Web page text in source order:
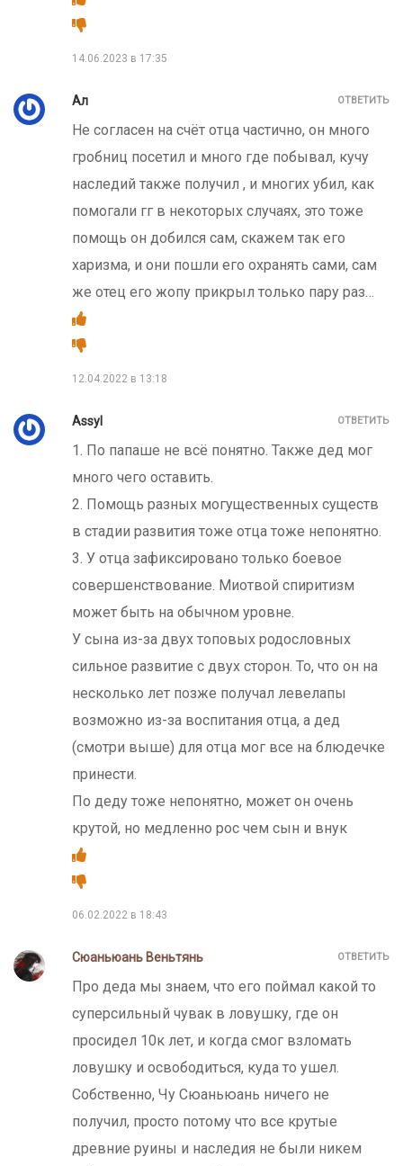
14.06.2023 в 17:35
Ал
Не согласен на счёт отца частично, он много
гробниц посетил и много где побывал, кучу
наследий также получил , и многих убил, как
помогали гг в некоторых случаях, это тоже
помощь он добился сам, скажем так его
харизма, и они пошли его охранять сами, сам
же отец его жопу прикрыл только пару раз…
12.04.2022 в 13:18
ОТВЕТИТЬ
Assyl
1. По папаше не всё понятно. Также дед мог
много чего оставить.
2. Помощь разных могущественных существ
в стадии развития тоже отца тоже непонятно.
3. У отца зафиксировано только боевое
совершенствование. Миотвой спиритизм
может быть на обычном уровне.
У сына из-за двух топовых родословных
сильное развитие с двух сторон. То, что он на
несколько лет позже получал левелапы
возможно из-за воспитания отца, а дед
(смотри выше) для отца мог все на блюдечке
принести.
По деду тоже непонятно, может он очень
крутой, но медленно рос чем сын и внук
06.02.2022 в 18:43
ОТВЕТИТЬ
Сюаньюань Веньтянь
Про деда мы знаем, что его поймал какой то
суперсильный чувак в ловушку, где он
просидел 10к лет, и когда смог взломать
ловушку и освободиться, куда то ушел.
Собственно, Чу Сюаньюань ничего не
получил, просто потому что все крутые
древние руины и наследия не были никем
ОТВЕТИТЬ